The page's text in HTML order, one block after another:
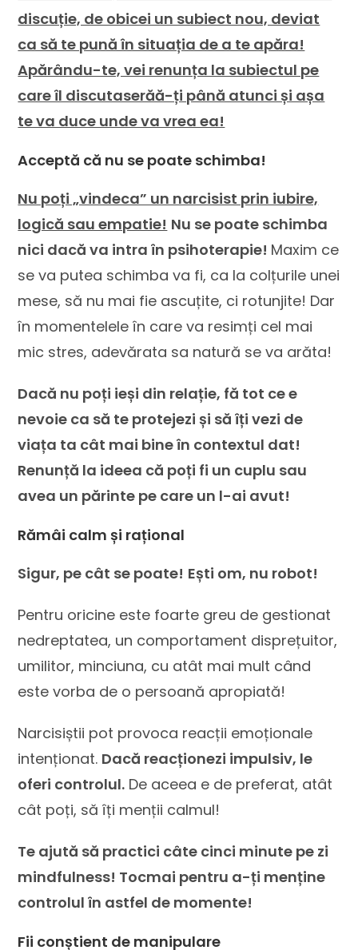
discuție, de obicei un subiect nou, deviat
ca să te pună în situația de a te apăra!
Apărându-te, vei renunța la subiectul pe
care îl discutaserăă-ți până atunci și așa
te va duce unde va vrea ea!
Acceptă că nu se poate schimba!
Nu poți „vindeca” un narcisist prin iubire,
logică sau empatie! Nu se poate schimba
nici dacă va intra în psihoterapie! Maxim ce
se va putea schimba va fi, ca la colțurile unei
mese, să nu mai fie ascuțite, ci rotunjite! Dar
în momentelele în care va resimți cel mai
mic stres, adevărata sa natură se va arăta!
Dacă nu poți ieși din relație, fă tot ce e
nevoie ca să te protejezi și să îți vezi de
viața ta cât mai bine în contextul dat!
Renunță la ideea că poți fi un cuplu sau
avea un părinte pe care un l-ai avut!
Rămâi calm și rațional
Sigur, pe cât se poate! Ești om, nu robot!
Pentru oricine este foarte greu de gestionat
nedreptatea, un comportament disprețuitor,
umilitor, minciuna, cu atât mai mult când
este vorba de o persoană apropiată!
Narcisiștii pot provoca reacții emoționale
intenționat. Dacă reacționezi impulsiv, le
oferi controlul. De aceea e de preferat, atât
cât poți, să îți menții calmul!
Te ajută să practici câte cinci minute pe zi
mindfulness! Tocmai pentru a-ți menține
controlul în astfel de momente!
Fii conștient de manipulare